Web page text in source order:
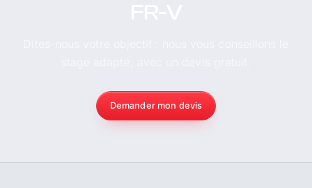
Demander mon devis